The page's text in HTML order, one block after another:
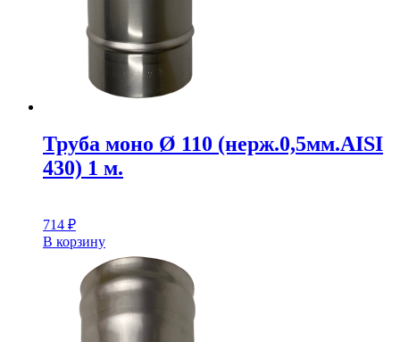
Труба моно Ø 110 (нерж.0,5мм.AISI
430) 1 м.
714 ₽
В корзину